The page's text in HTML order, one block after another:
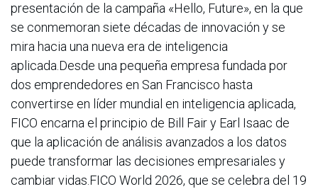
presentación de la campaña «Hello, Future», en la que
se conmemoran siete décadas de innovación y se
mira hacia una nueva era de inteligencia
aplicada.Desde una pequeña empresa fundada por
dos emprendedores en San Francisco hasta
convertirse en líder mundial en inteligencia aplicada,
FICO encarna el principio de Bill Fair y Earl Isaac de
que la aplicación de análisis avanzados a los datos
puede transformar las decisiones empresariales y
cambiar vidas.FICO World 2026, que se celebra del 19